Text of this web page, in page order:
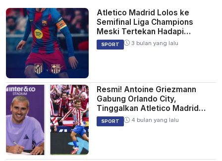
Atletico Madrid Lolos ke
Semifinal Liga Champions
Meski Tertekan Hadapi
Barcelona
SPORT 3 bulan yang lalu
Resmi! Antoine Griezmann
Gabung Orlando City,
Tinggalkan Atletico Madrid
Usai 10 Musim
SPORT 4 bulan yang lalu